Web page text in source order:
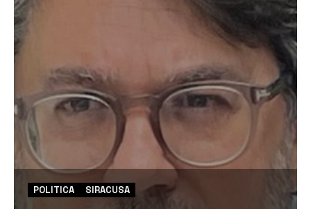
POLITICA SIRACUSA